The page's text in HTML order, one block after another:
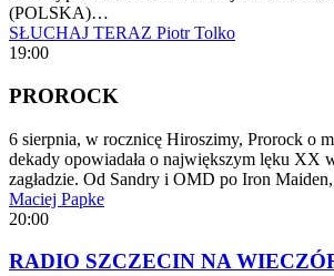
(POLSKA)…
SŁUCHAJ TERAZ Piotr Tolko
19:00
PROROCK
6 sierpnia, w rocznicę Hiroszimy, Prorock o
dekady opowiadała o największym lęku XX
zagładzie. Od Sandry i OMD po Iron
Maciej Papke
20:00
RADIO SZCZECIN NA